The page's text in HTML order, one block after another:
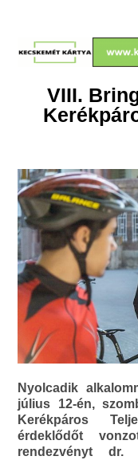
VIII.
Nyolcadik
július 12-én,
Kerékpáros
érdeklődőt
rendezvényt